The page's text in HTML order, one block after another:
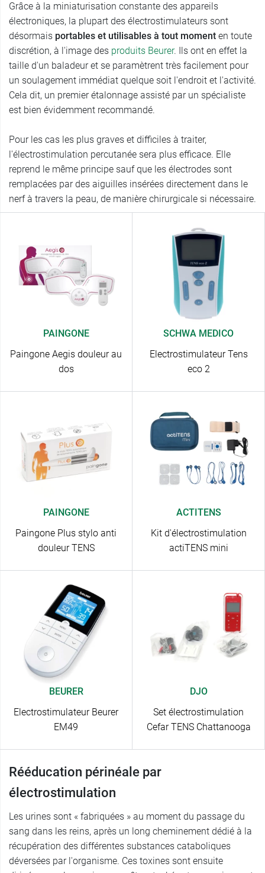
Grâce à la miniaturisation constante des appareils
électroniques, la plupart des électrostimulateurs sont
désormais portables et utilisables à tout moment en toute
discrétion, à l'image des produits Beurer. Ils ont en effet la
taille d'un baladeur et se paramètrent très facilement pour
un soulagement immédiat quelque soit l'endroit et l'activité.
Cela dit, un premier étalonnage assisté par un spécialiste
est bien évidemment recommandé.
Pour les cas les plus graves et difficiles à traiter,
l'électrostimulation percutanée sera plus efficace. Elle
reprend le même principe sauf que les électrodes sont
remplacées par des aiguilles insérées directement dans le
nerf à travers la peau, de manière chirurgicale si nécessaire.
PAINGONE
Paingone Aegis douleur au
dos
SCHWA MEDICO
Electrostimulateur Tens
eco 2
PAINGONE
Paingone Plus stylo anti
douleur TENS
ACTITENS
Kit d'électrostimulation
actiTENS mini
BEURER
Electrostimulateur Beurer
EM49
DJO
Set électrostimulation
Cefar TENS Chattanooga
Rééducation périnéale par
électrostimulation
Les urines sont « fabriquées » au moment du passage du
sang dans les reins, après un long cheminement dédié à la
récupération des différentes substances cataboliques
déversées par l'organisme. Ces toxines sont ensuite